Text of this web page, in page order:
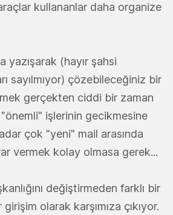
kullananlar daha organize
yazışarak (hayır şahsi
sayılmıyor) çözebileceğiniz bir
gerçekten ciddi bir zaman
işlerinin gecikmesine
çok "yeni" mail arasında
vermek kolay olmasa gerek...
değiştirmeden farklı bir
olarak karşımıza çıkıyor.